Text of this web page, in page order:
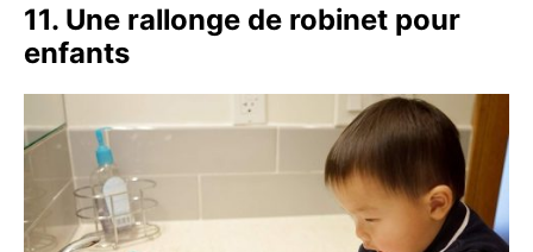
11. Une rallonge de robinet pour
enfants